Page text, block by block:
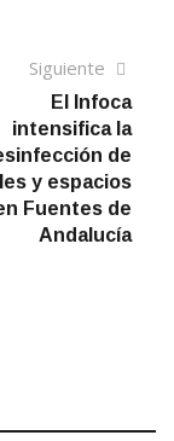
Siguiente
El Infoca
intensifica la
de
y espacios
Fuentes de
Andalucía
de